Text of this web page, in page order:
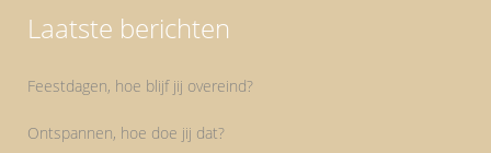
Laatste berichten
Feestdagen, hoe blijf jij overeind?
Ontspannen, hoe doe jij dat?